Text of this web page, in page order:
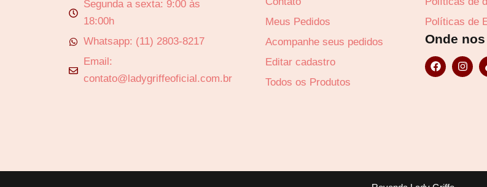
Compre por
Segunda a sexta: 9:00 às
18:00h
Whatsapp: (11) 2803-8217
Email:
contato@ladygriffeoficial.com.br
Meus Pedidos
Acompanhe seus pedidos
Editar cadastro
Todos os Produtos
Políticas de
Onde
F
a
c
I
n
s